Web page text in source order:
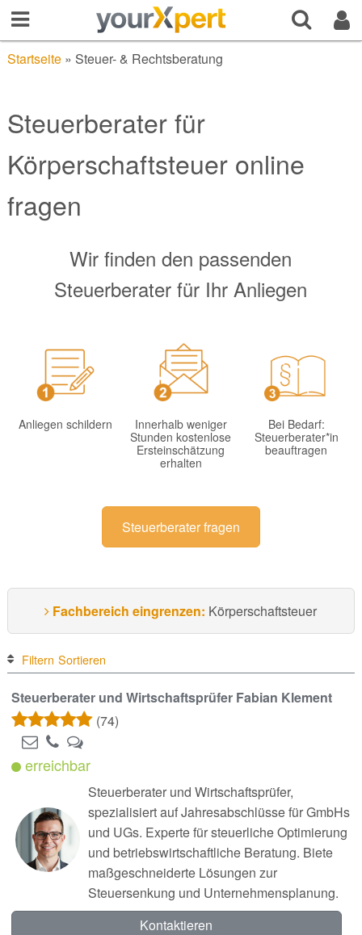
Startseite» Steuer- & Rechtsberatung
Steuerberater für
Körperschaftsteuer online
fragen
Wir finden den passenden
Steuerberater für Ihr Anliegen
Anliegen schildern
Innerhalb weniger
Stunden kostenlose
Ersteinschätzung
erhalten
Bei Bedarf:
Steuerberater*in
beauftragen
Steuerberater fragen
Fachbereich eingrenzen: Körperschaftsteuer
Filtern Sortieren
Steuerberater und Wirtschaftsprüfer Fabian Klement
(74)
erreichbar
Steuerberater und Wirtschaftsprüfer,
spezialisiert auf Jahresabschlüsse für GmbHs
und UGs. Experte für steuerliche Optimierung
und betriebswirtschaftliche Beratung. Biete
maßgeschneiderte Lösungen zur
Steuersenkung und Unternehmensplanung.
Kontaktieren